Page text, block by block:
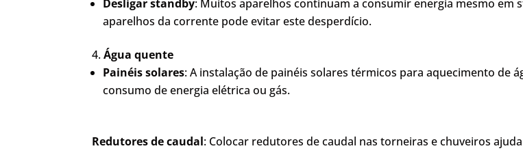
Desligar standby: Muitos aparelhos continuam a consumir energia mesmo
aparelhos da corrente pode evitar este desperdício.
Água quente
Painéis solares: A instalação de painéis solares térmicos para aquecimento de
consumo de energia elétrica ou gás.
Redutores de caudal: Colocar redutores de caudal nas torneiras e chuveiros